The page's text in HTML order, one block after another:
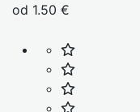
od 1.50 €